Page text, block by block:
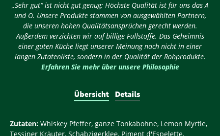
„Sehr gut“ ist nicht gut genug: Höchste Qualität ist für uns das A
und O. Unsere Produkte stammen von ausgewählten Partnern,
die unseren hohen Qualitätsansprüchen gerecht werden.
Außerdem verzichten wir auf billige Füllstoffe. Das Geheimnis
einer guten Küche liegt unserer Meinung nach nicht in einer
langen Zutatenliste, sondern in der Qualität der Rohprodukte.
Erfahren Sie mehr über unsere Philosophie
Übersicht Details
Zutaten: Whiskey Pfeffer, ganze Tonkabohne, Lemon Myrtle,
Tessiner Kräuter, Schabzigerklee, Piment d'Espelette,